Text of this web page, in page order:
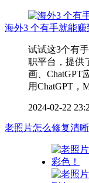
海外3 个有手就能
试试这3个有
职平台，提供
画、ChatGPT
用ChatGPT，
2024-02-22
老照片怎么修复清